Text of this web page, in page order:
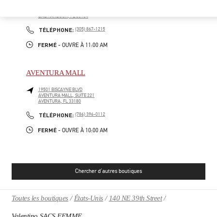
BAL HARBOUR, FL33154
TÉLÉPHONE: PHONE
(305) 867-1215
FERMÉ - OUVRE À 11:00 AM
AVENTURA MALL
19501 BISCAYNE BLVD
AVENTURA MALL, SUITE 221
AVENTURA, FL33180
TÉLÉPHONE: PHONE
(786) 396-0112
FERMÉ - OUVRE À 10:00 AM
Chercher d'autres boutiques
Toutes les boutiques États-Unis 140 NE 39th Street